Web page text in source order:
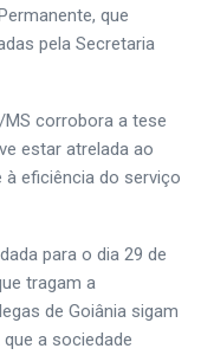
que
pela Secretaria
MS corrobora a tese
estar atrelada ao
eficiência do serviço
para o dia 29 de
tragam a
de Goiânia sigam
a sociedade